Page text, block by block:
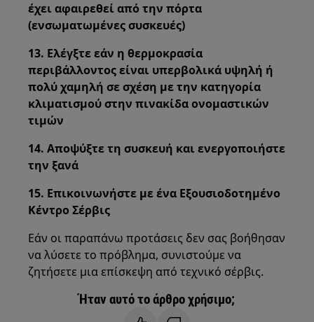
έχει αφαιρεθεί από την πόρτα
(ενσωματωμένες συσκευές)
13. Ελέγξτε εάν η θερμοκρασία
περιβάλλοντος είναι υπερβολικά υψηλή ή
πολύ χαμηλή σε σχέση με την κατηγορία
κλιματισμού στην πινακίδα ονομαστικών
τιμών
14. Αποψύξτε τη συσκευή και ενεργοποιήστε
την ξανά
15. Επικοινωνήστε με ένα Εξουσιοδοτημένο
Κέντρο Σέρβις
Εάν οι παραπάνω προτάσεις δεν σας βοήθησαν
να λύσετε το πρόβλημα, συνιστούμε να
ζητήσετε μια επίσκεψη από τεχνικό σέρβις.
Ήταν αυτό το άρθρο χρήσιμο;